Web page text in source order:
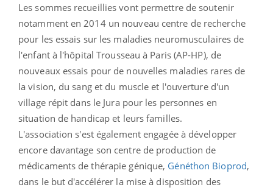
Les sommes recueillies vont permettre de soutenir
notamment en 2014 un nouveau centre de recherche
pour les essais sur les maladies neuromusculaires de
l'enfant à l'hôpital Trousseau à Paris (AP-HP), de
nouveaux essais pour de nouvelles maladies rares de
la vision, du sang et du muscle et l'ouverture d'un
village répit dans le Jura pour les personnes en
situation de handicap et leurs familles.
L'association s'est également engagée à développer
encore davantage son centre de production de
médicaments de thérapie génique, Généthon Bioprod,
dans le but d'accélérer la mise à disposition des